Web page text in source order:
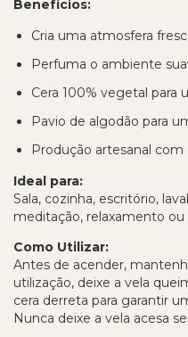
Benefícios:
Cria uma atmosfera
Perfuma o ambiente
Cera 100% vegetal para
Pavio de algodão para
Produção artesanal
Ideal para:
Sala, cozinha, escritório,
meditação, relaxamento
Como Utilizar:
Antes de acender,
utilização, deixe a vela
cera derreta para garantir
Nunca deixe a vela acesa